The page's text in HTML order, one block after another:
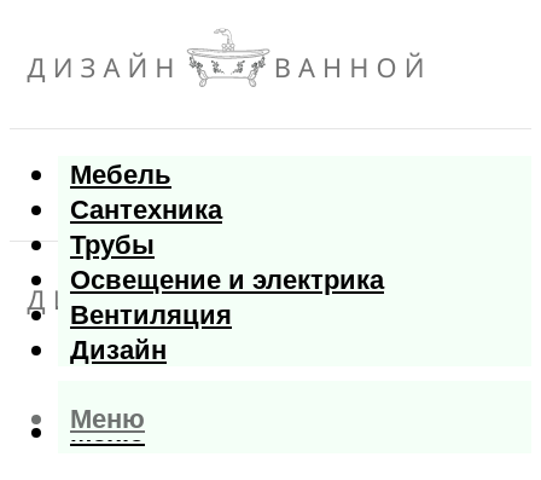
Мебель
Сантехника
Трубы
Освещение и электрика
Вентиляция
Дизайн
Меню
Меню